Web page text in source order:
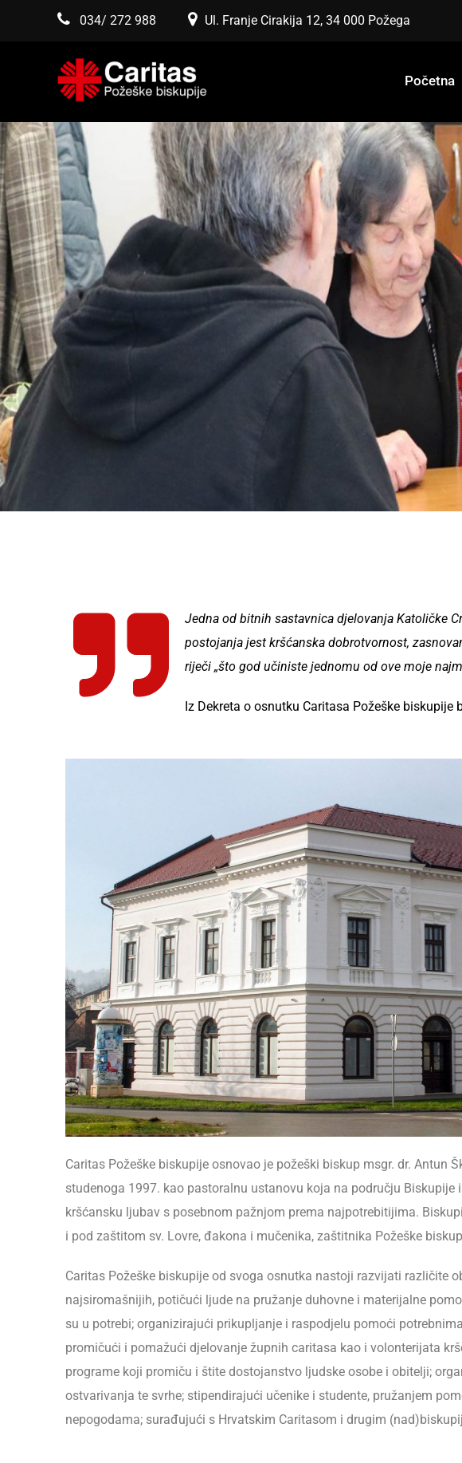
034/ 272 988 Ul. Franje Cirakija 12, 34 000 Požega
Početna
Jedna od bitnih sastavnica djelovanja Katoličke
postojanja jest kršćanska dobrotvornost,
riječi „što god učiniste jednomu od ove moje
Iz Dekreta o osnutku Caritasa Požeške
Caritas Požeške biskupije osnovao je požeški biskup msgr. dr. Antun
studenoga 1997. kao pastoralnu ustanovu koja na području
kršćansku ljubav s posebnom pažnjom prema najpotrebitijima.
i pod zaštitom sv. Lovre, đakona i mučenika, zaštitnika Požeške
Caritas Požeške biskupije od svoga osnutka nastoji razvijati različite
najsiromašnijih, potičući ljude na pružanje duhovne i materijalne
su u potrebi; organizirajući prikupljanje i raspodjelu pomoći
promičući i pomažući djelovanje župnih caritasa kao i volonterijata
programe koji promiču i štite dostojanstvo ljudske osobe i obitelji;
ostvarivanja te svrhe; stipendirajući učenike i studente, pružanjem
nepogodama; surađujući s Hrvatskim Caritasom i drugim